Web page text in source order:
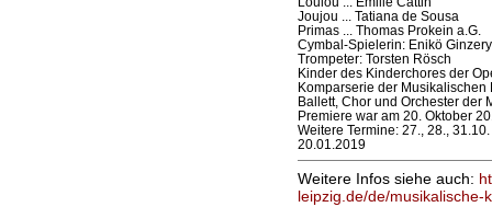
Joujou ... Tatiana de Sousa
Primas ... Thomas Prokein a.G.
Cymbal-Spielerin: Enikö
Trompeter: Torsten Rösch
Kinder des Kinderchores der
Komparserie der Musikalischen
Ballett, Chor und Orchester der
Premiere war am 20. Oktober
Weitere Termine: 27., 28.,
20.01.2019
Weitere Infos siehe auch:
leipzig.de/de/musikalische-